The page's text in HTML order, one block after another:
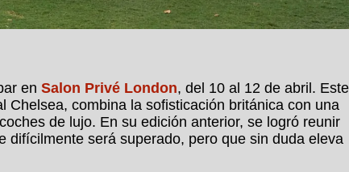
en Salon Privé London, del 10 al 12 de abril. Este
Chelsea, combina la sofisticación británica con una
de lujo. En su edición anterior, se logró reunir
difícilmente será superado, pero que sin duda eleva